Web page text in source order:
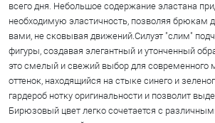
всего дня. Небольшое содержание эластана
необходимую эластичность, позволяя брюкам
вами, не сковывая движений.Силуэт "слим"
фигуры, создавая элегантный и утонченный
это смелый и свежий выбор для современного
оттенок, находящийся на стыке синего и
гардероб нотку оригинальности и позволит
Бирюзовый цвет легко сочетается с